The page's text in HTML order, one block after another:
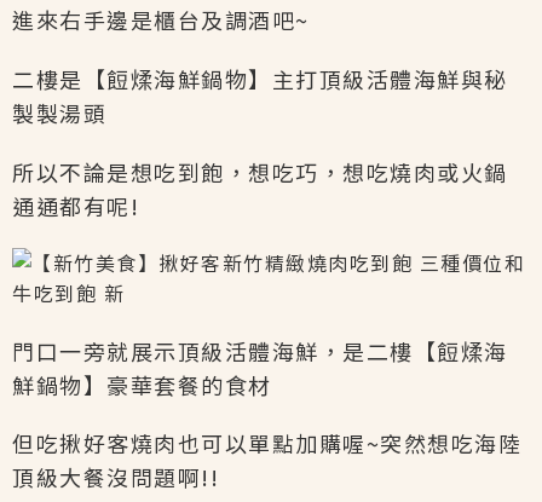
進來右手邊是櫃台及調酒吧~
二樓是【餖煣海鮮鍋物】主打頂級活體海鮮與秘
製製湯頭
所以不論是想吃到飽，想吃巧，想吃燒肉或火鍋
通通都有呢!
門口一旁就展示頂級活體海鮮，是二樓【餖煣海
鮮鍋物】豪華套餐的食材
但吃揪好客燒肉也可以單點加購喔~突然想吃海陸
頂級大餐沒問題啊!!